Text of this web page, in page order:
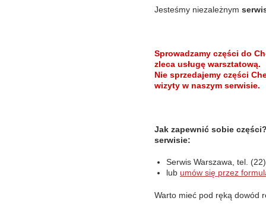
Jesteśmy niezależnym
Sprowadzamy części do
zleca usługę warsztatową.
Nie sprzedajemy części
wizyty w naszym serwisie.
Jak zapewnić sobie
serwisie:
Serwis Warszawa, tel.
lub umów się przez
Warto mieć pod ręką dowód